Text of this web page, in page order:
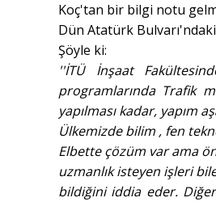
Koç'tan bir bilgi notu
Dün Atatürk
Şöyle ki:
''İTÜ İnşaat
programlarında Trafik
yapılması kadar, yapım
Ülkemizde bilim , fen
Elbette çözüm var ama
uzmanlık isteyen işleri
bildiğini iddia eder.